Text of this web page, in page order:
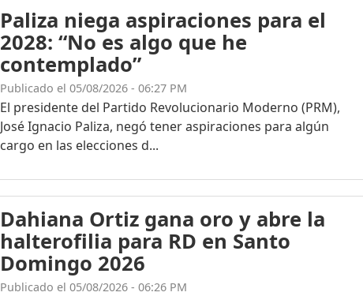
Paliza niega aspiraciones para el
2028: “No es algo que he
contemplado”
Publicado el 05/08/2026 - 06:27 PM
El presidente del Partido Revolucionario Moderno (PRM),
José Ignacio Paliza, negó tener aspiraciones para algún
cargo en las elecciones d...
Dahiana Ortiz gana oro y abre la
halterofilia para RD en Santo
Domingo 2026
Publicado el 05/08/2026 - 06:26 PM